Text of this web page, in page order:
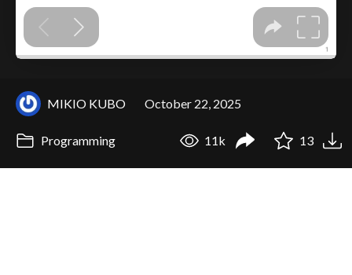
MIKIO KUBO October 22, 2025
Programming 11k 13